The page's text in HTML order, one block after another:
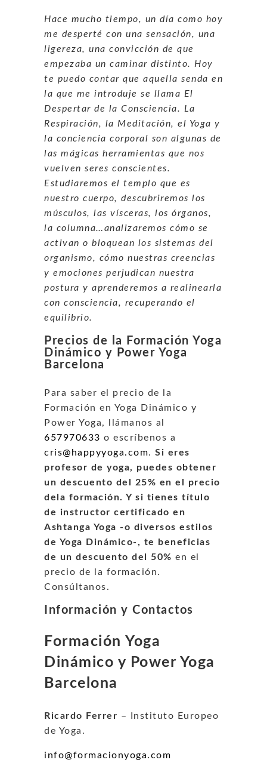
Hace mucho tiempo, un día como hoy
me desperté con una sensación, una
ligereza, una convicción de que
empezaba un caminar distinto. Hoy
te puedo contar que aquella senda en
la que me introduje se llama El
Despertar de la Consciencia. La
Respiración, la Meditación, el Yoga y
la conciencia corporal son algunas de
las mágicas herramientas que nos
vuelven seres conscientes.
Estudiaremos el templo que es
nuestro cuerpo, descubriremos los
músculos, las vísceras, los órganos,
la columna…analizaremos cómo se
activan o bloquean los sistemas del
organismo, cómo nuestras creencias
y emociones perjudican nuestra
postura y aprenderemos a realinearla
con consciencia, recuperando el
equilibrio.
Precios de la Formación Yoga
Dinámico y Power Yoga
Barcelona
Para saber el precio de la
Formación en Yoga Dinámico y
Power Yoga, llámanos al
657970633 o escríbenos a
cris@happyyoga.com. Si eres
profesor de yoga, puedes obtener
un descuento del 25% en el precio
dela formación. Y si tienes título
de instructor certificado en
Ashtanga Yoga -o diversos estilos
de Yoga Dinámico-, te beneficias
de un descuento del 50% en el
precio de la formación.
Consúltanos.
Información y Contactos
Formación Yoga
Dinámico y Power Yoga
Barcelona
Ricardo Ferrer – Instituto Europeo
de Yoga.
info@formacionyoga.com